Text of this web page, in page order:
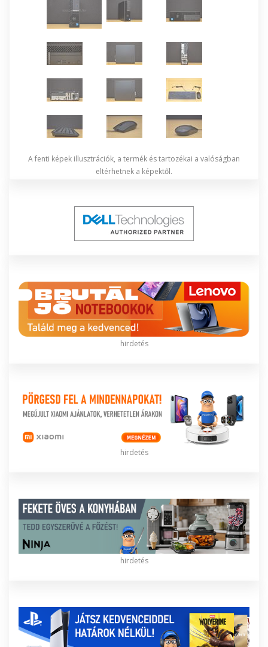
A fenti képek illusztrációk, a termék és tartozékai a valóságban
eltérhetnek a képektől.
hirdetés
hirdetés
hirdetés